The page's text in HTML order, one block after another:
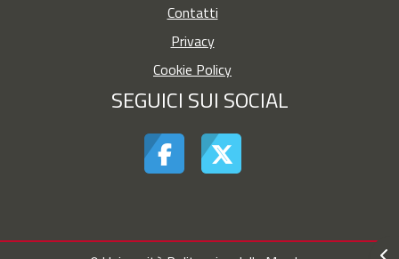
Contatti
Privacy
Cookie Policy
SEGUICI SUI SOCIAL